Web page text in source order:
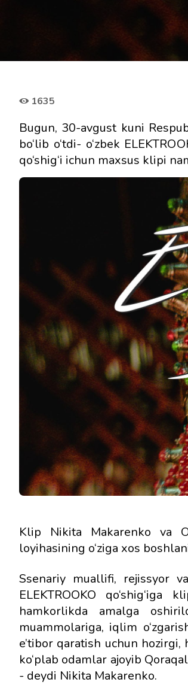
1635
Bugun, 30-avgust kuni
bo‘lib o‘tdi- o‘zbek
qo‘shig‘i ichun maxsus klipi
Klip Nikita Makarenko va
loyihasining o‘ziga xos
Ssenariy muallifi, rejissyor
ELEKTROOKO
hamkorlikda amalga
muammolariga, iqlim
e’tibor qaratish uchun
ko‘plab odamlar ajoyib
- deydi Nikita Makarenko.